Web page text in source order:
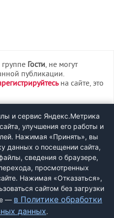
Гости, не могут
публикации.
на сайте, это
и сервис Яндекс.Метрика
улучшения его работы и
Нажимая «Принять», вы
данных о посещении сайта,
сведения о браузере,
просмотренных
Нажимая «Отказаться»,
сайтом без загрузки
— в Политике обработки
данных.